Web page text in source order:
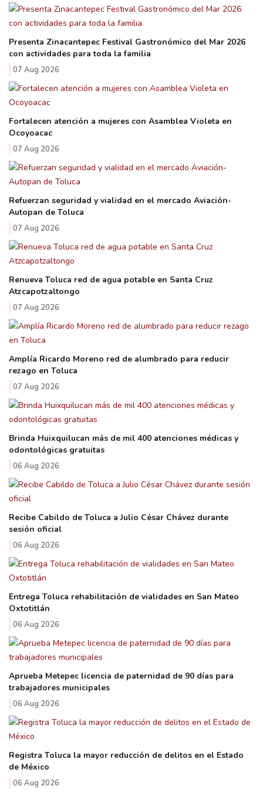
Presenta Zinacantepec Festival Gastronómico del Mar 2026
con actividades para toda la familia
07 Aug 2026
Fortalecen atención a mujeres con Asamblea Violeta en
Ocoyoacac
07 Aug 2026
Refuerzan seguridad y vialidad en el mercado Aviación-
Autopan de Toluca
07 Aug 2026
Renueva Toluca red de agua potable en Santa Cruz
Atzcapotzaltongo
07 Aug 2026
Amplía Ricardo Moreno red de alumbrado para reducir
rezago en Toluca
07 Aug 2026
Brinda Huixquilucan más de mil 400 atenciones médicas y
odontológicas gratuitas
06 Aug 2026
Recibe Cabildo de Toluca a Julio César Chávez durante
sesión oficial
06 Aug 2026
Entrega Toluca rehabilitación de vialidades en San Mateo
Oxtotitlán
06 Aug 2026
Aprueba Metepec licencia de paternidad de 90 días para
trabajadores municipales
06 Aug 2026
Registra Toluca la mayor reducción de delitos en el Estado
de México
06 Aug 2026